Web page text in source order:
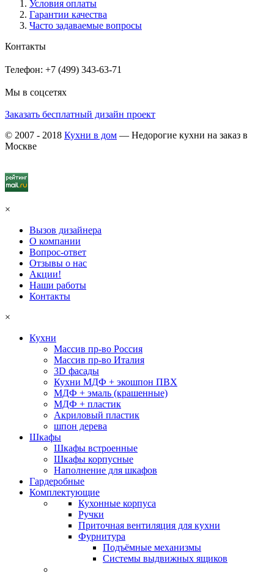
Условия оплаты
Гарантии качества
Часто задаваемые вопросы
Контакты
Телефон: +7 (499) 343-63-71
Мы в соцсетях
Заказать бесплатный дизайн проект
© 2007 - 2018 Кухни в дом — Недорогие кухни на заказ в
Москве
×
Вызов дизайнера
О компании
Вопрос-ответ
Отзывы о нас
Акции!
Наши работы
Контакты
×
Кухни
Массив пр-во Россия
Массив пр-во Италия
3D фасады
Кухни МДФ + экошпон ПВХ
МДФ + эмаль (крашенные)
МДФ + пластик
Акриловый пластик
шпон дерева
Шкафы
Шкафы встроенные
Шкафы корпусные
Наполнение для шкафов
Гардеробные
Комплектующие
Кухонные корпуса
Ручки
Приточная вентиляция для кухни
Фурнитура
Подъёмные механизмы
Системы выдвижных ящиков